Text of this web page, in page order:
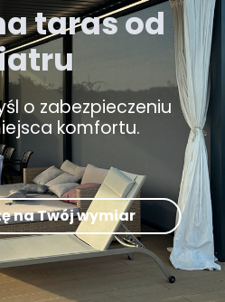
taras od
o zabezpieczeniu
komfortu.
na Twój wymiar